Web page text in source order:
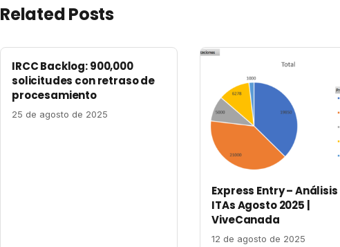
Related Posts
IRCC Backlog: 900,000
solicitudes con retraso de
procesamiento
25 de agosto de 2025
Express Entry –
ITAs Agosto 2025 |
ViveCanada
12 de agosto de 2025